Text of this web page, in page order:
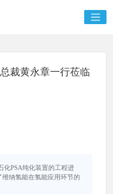
裁黄永章一行莅临
化PSA纯化装置的工程进
纳氢能在氢能应用环节的